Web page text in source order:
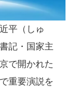
平（しゅ
記・国家主
で開かれた
重要演説を